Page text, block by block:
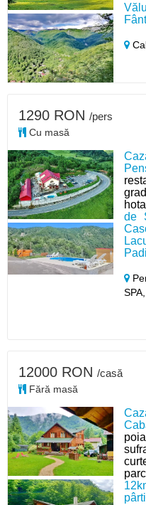
de
1290 RON /pers
Cu masă
12000 RON /casă
Fără masă